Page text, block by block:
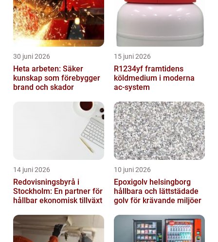
30 juni 2026
Heta arbeten: Säker
kunskap som förebygger
brand och skador
15 juni 2026
R1234yf framtidens
köldmedium i moderna
ac-system
14 juni 2026
Redovisningsbyrå i
Stockholm: En partner för
hållbar ekonomisk tillväxt
10 juni 2026
Epoxigolv helsingborg
hållbara och lättstädade
golv för krävande miljöer